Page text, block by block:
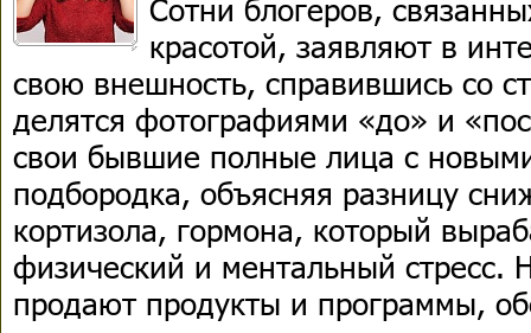
Сотни блогеров,
красотой, заявляют в
свою внешность, справившись со
делятся фотографиями «до» и
свои бывшие полные лица с
подбородка, объясняя разницу
кортизола, гормона, который
физический и ментальный стресс.
продают продукты и программы,